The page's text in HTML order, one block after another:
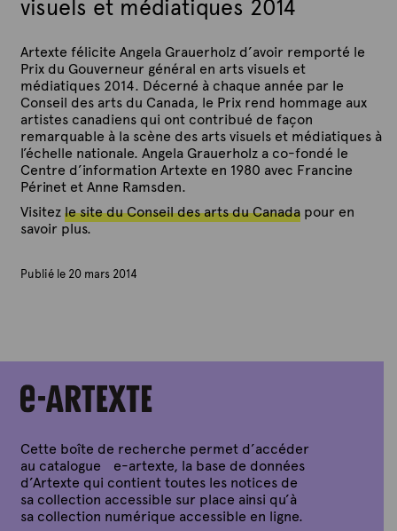
visuels et médiatiques 2014
Artexte félicite Angela Grauerholz d’avoir remporté le
Prix du Gouverneur général en arts visuels et
médiatiques 2014. Décerné à chaque année par le
Conseil des arts du Canada, le Prix rend hommage aux
artistes canadiens qui ont contribué de façon
remarquable à la scène des arts visuels et médiatiques à
l’échelle nationale. Angela Grauerholz a co-fondé le
Centre d’information Artexte en 1980 avec Francine
Périnet et Anne Ramsden.
Visitez le site du Conseil des arts du Canadapour en
savoir plus.
Publié le 20 mars 2014
e
x
e
Cette boîte de recherche permet d’accéder
au catalogue e-artexte, la base de données
d’Artexte qui contient toutes les notices de
sa collection accessible sur place ainsi qu’à
sa collection numérique accessible en ligne.